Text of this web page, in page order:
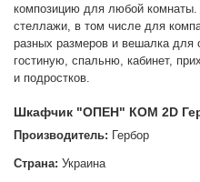
композицию для любой
стеллажи, в том числе для
разных размеров и вешалка для
гостиную, спальню, кабинет,
и подростков.
Шкафчик "ОПЕН" КОМ 2D
Производитель: Гербор
Страна: Украина